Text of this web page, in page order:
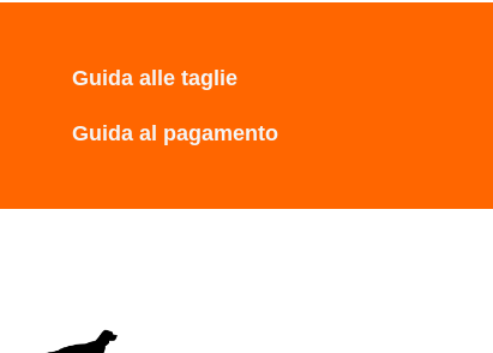
Guida alle taglie
Guida al pagamento